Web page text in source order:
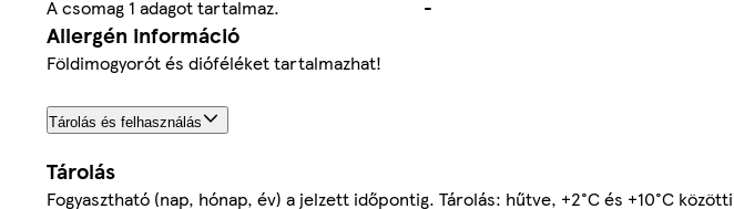
A csomag 1 adagot tartalmaz.
-
Allergén információ
Földimogyorót és dióféléket tartalmazhat!
Tárolás és felhasználás
Tárolás
Fogyasztható (nap, hónap, év) a jelzett időpontig. Tárolás: hűtve, +2°C és +10°C